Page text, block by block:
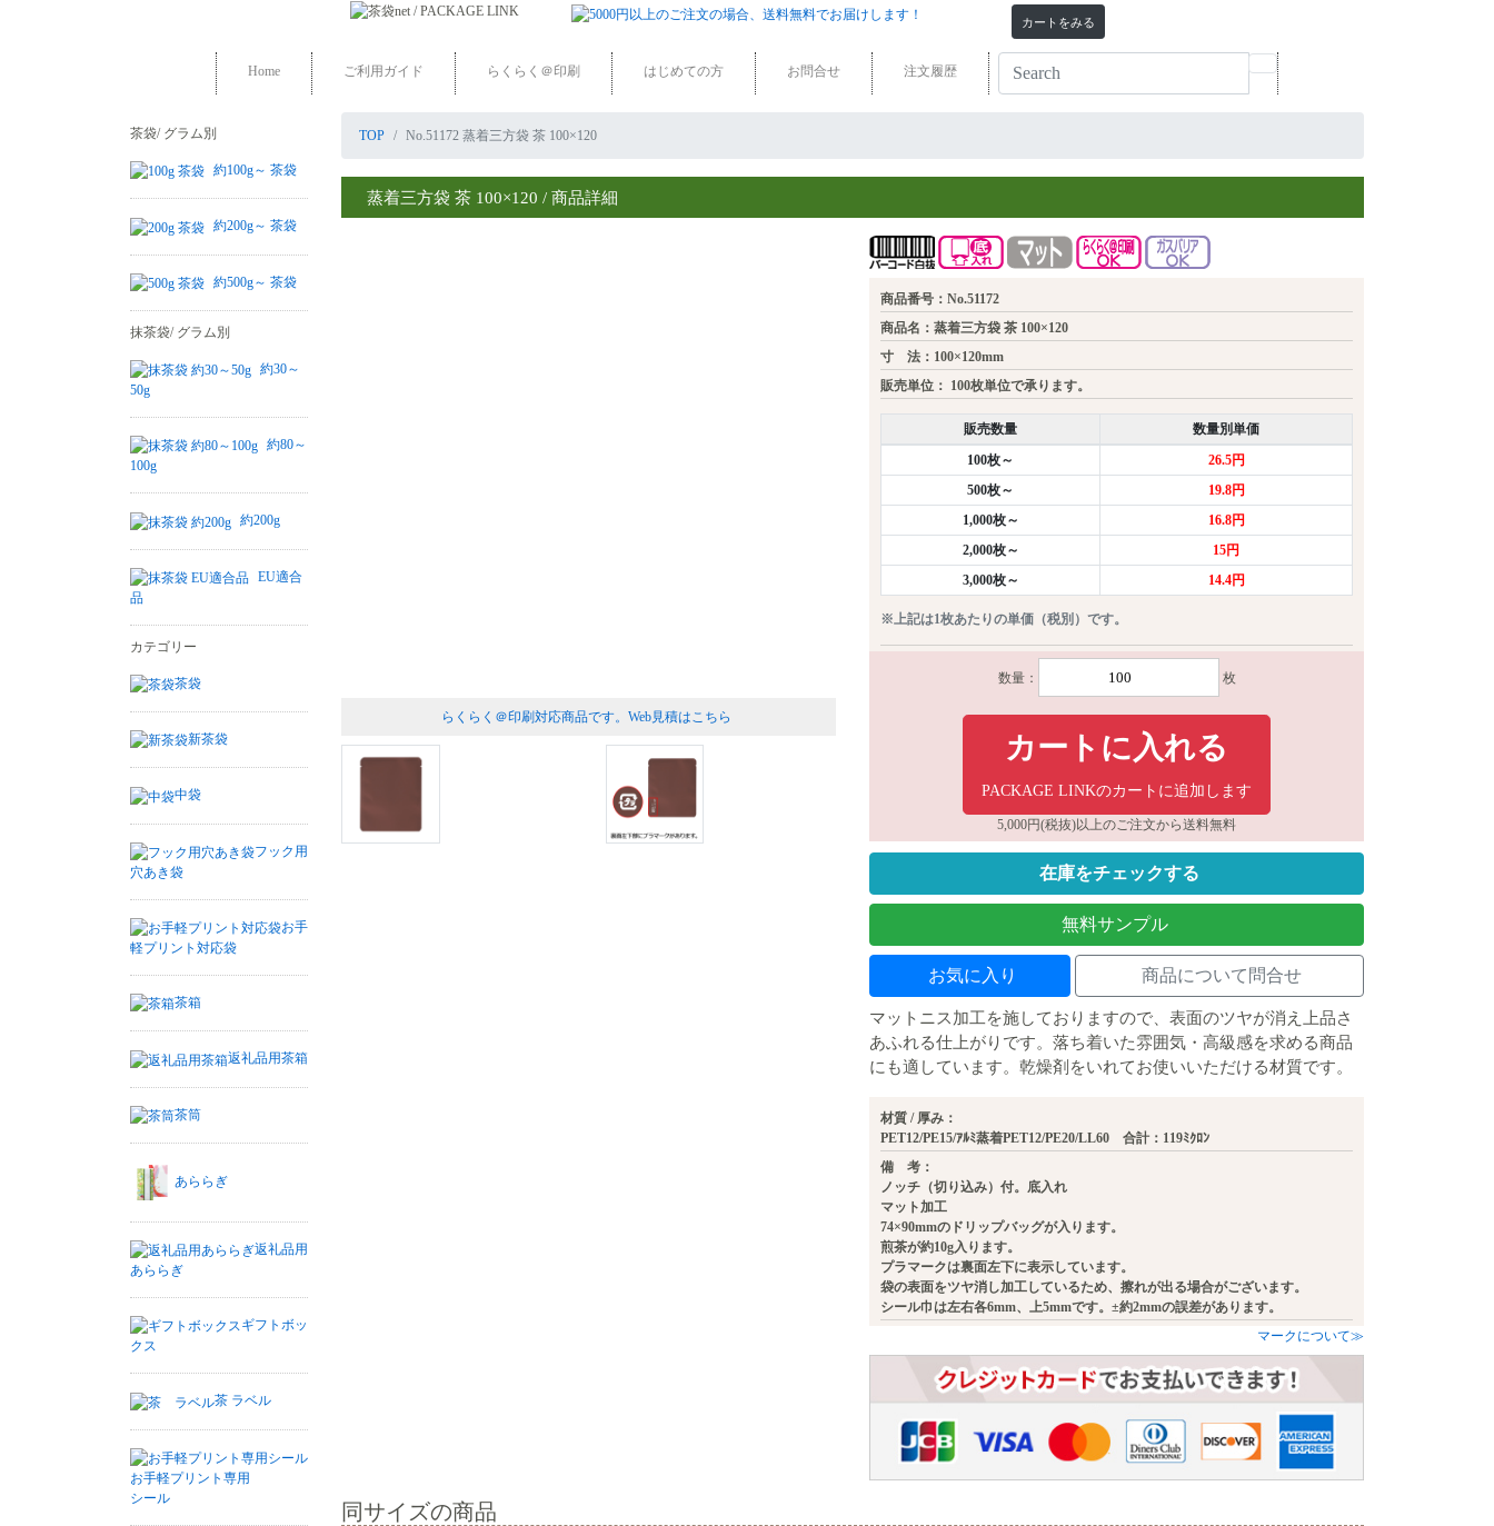
カートをみる
Home ご利用ガイド らくらく＠印刷 はじめての方 お問合せ 注文履歴
茶袋/ グラム別
約100g～ 茶袋
約200g～ 茶袋
約500g～ 茶袋
抹茶袋/ グラム別
約30～
50g
約80～
100g
約200g
EU適合
品
カテゴリー
茶袋
新茶袋
中袋
フック用
穴あき袋
お手
軽プリント対応袋
茶箱
返礼品用茶箱
茶筒
あららぎ
返礼品用
あららぎ
ギフトボッ
クス
茶 ラベル
お手軽プリント専用
シール
TOP No.51172 蒸着三方袋 茶 100×120
蒸着三方袋 茶 100×120 / 商品詳細
らくらく＠印刷対応商品です。 Web見積はこちら
商品番号：No.51172
商品名：蒸着三方袋 茶 100×120
寸 法：100×120mm
販売単位： 100枚単位で承ります。
※上記は1枚あたりの単価（税別）です。
販売数量
数量別単価
100枚～
26.5円
500枚～
19.8円
1,000枚～
16.8円
2,000枚～
15円
3,000枚～
14.4円
数量： 枚
カートに入れる
PACKAGE LINKのカートに追加します
5,000円(税抜)以上のご注文から送料無料
在庫をチェックする
無料サンプル
お気に入り 商品について問合せ
マットニス加工を施しておりますので、表面のツヤが消え上品さ
あふれる仕上がりです。落ち着いた雰囲気・高級感を求める商品
にも適しています。乾燥剤をいれてお使いいただける材質です。
材質 / 厚み：
PET12/PE15/ｱﾙﾐ蒸着PET12/PE20/LL60 合計：119ﾐｸﾛﾝ
備 考：
ノッチ（切り込み）付。底入れ
マット加工
74×90mmのドリップバッグが入ります。
煎茶が約10g入ります。
プラマークは裏面左下に表示しています。
袋の表面をツヤ消し加工しているため、擦れが出る場合がございます。
シール巾は左右各6mm、上5mmです。±約2mmの誤差があります。
マークについて≫
同サイズの商品